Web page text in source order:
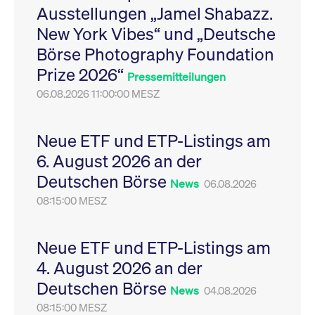
Ausstellungen „Jamel Shabazz.
New York Vibes“ und „Deutsche
Börse Photography Foundation
Prize 2026“ Pressemitteilungen
06.08.2026 11:00:00 MESZ
Neue ETF und ETP-Listings am
6. August 2026 an der
Deutschen Börse News 06.08.2026
08:15:00 MESZ
Neue ETF und ETP-Listings am
4. August 2026 an der
Deutschen Börse News 04.08.2026
08:15:00 MESZ
Leistung der Website
zu messen. Es handelt
sich um ein Muster-
Cookie, bei dem auf
das Präfix _pk_ses
eine kurze Reihe von
VISITOR_PRIVACY_METADATA
YouTube
.youtube.com
6
Monate
Dieses Cookie dient
Speicherung der
Einwilligungs- und
des Nutzers für ihre
Interaktion mit der
Sitzungen geehrt